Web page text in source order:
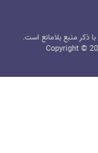
ذکر منبع بلامانع است.
Copyright ©